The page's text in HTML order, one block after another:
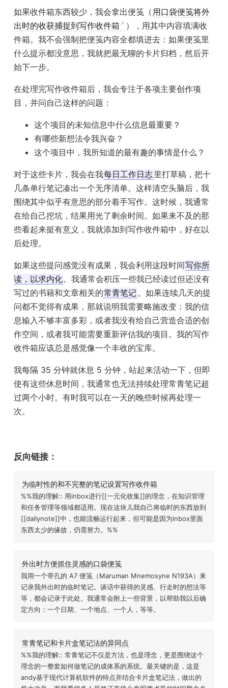
如果收件箱东西较少，我会拿出便笺（ 用口袋便笺将外
出时的收获捕捉到写作收件箱
），用其中内容填满收
件箱。我不会强制把便笺内容全都填进去：如果便笺里
什么提示都没意思，我就把最无聊的卡片归档，然后开
始下一步。
在处理完写作收件箱后，我会专注于各项主要创作项
目，并问自己这样的问题：
这个项目的未知信息中什么信息最重要？
有哪些新想法令我兴奋？
这个项目中，我所知道的最有趣的事情是什么？
对于这些卡片，我会在我每日工作日志里打草稿，把十
几条单行笔记凑出一个无序清单。这样清空头脑后，我
围绕其中似乎有意思的部分着手写作。这时候，我通常
在给自己挖坑，结果用光了剩余时间。如果来不及的那
些看起来挺有意义，我就添加到写作收件箱中，好在以
后处理。
如果这些提问感觉没有成果，我会利用这段时间写你所
读，以求内化。我通常会积压一些我已经读过但还没有
写过的书籍和文章相关的常青笔记。如果连续几天的提
问都不觉得有成果，那就说明我需要略施改变：我的信
息输入不够丰富多彩，或者我没有给自己营造合适的创
作空间，或者我可能需要重新评估我的项目。我的写作
收件箱应该总是感觉像一个丰收的宝库。
我每隔 35 分钟就休息 5 分钟，站起来活动一下，但即
使有这些休息时间，我通常也无法持续处理常青笔记超
过两个小时。有时我可以在一天的晚些时候再处理一
次。
反向链接：
为临时性的和不完整的笔记设置写作收件箱
%%我的理解:: 用inbox进行[[一元化收集]]的理念，在知识管理
和任务管理等领域都适用。现在这块儿我自己将临时的东西放到
[[dailynote]]中，也能流畅运行起来，但可能是因为inbox里面
东西太少的缘故，仍需努力。%%
外出时方便抓住灵感的口袋便笺
我用一个带孔的 A7 便笺（Maruman Mnemosyne N193A）来
记录我外出时的临时笔记。谈话中获得的灵感、行走时的想法等
等，都会记录于此处。我通常会附上一些背景，以帮助我以后确
定方向：一个日期、一个地点、一个人，等等。
常青笔记和卡片盒笔记法的异同点
%%我的理解:: 常青笔记不仅是方法，也是理念，更是围绕这个
理念的一整套如何做笔记的成体系的系统。最关键的是，这是
andy基于现代计算机软件的特点并结合卡片盒笔记法，做出的